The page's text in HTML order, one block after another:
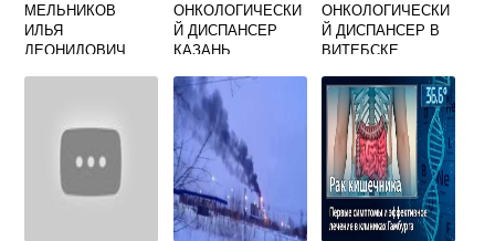
МЕЛЬНИКОВ
ИЛЬЯ
ЛЕОНИДОВИЧ
ОНКОЛОГИЧЕСКИ
Й ДИСПАНСЕР
КАЗАНЬ
САЙТ
ОНКОЛОГИЧЕСКИ
Й ДИСПАНСЕР В
ВИТЕБСКЕ
ТЕЛЕФОН